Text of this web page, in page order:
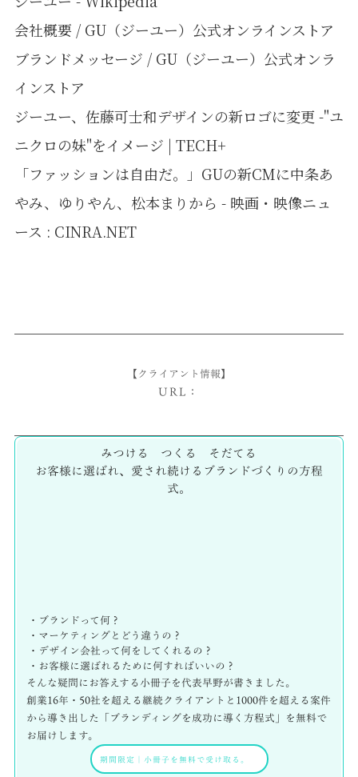
会社概要 / GU（ジーユー）公式オンラインストア
ブランドメッセージ / GU（ジーユー）公式オンラ
インストア
ジーユー、佐藤可士和デザインの新ロゴに変更 -"ユ
ニクロの妹"をイメージ | TECH+
「ファッションは自由だ。」GUの新CMに中条あ
やみ、ゆりやん、松本まりから - 映画・映像ニュ
ース : CINRA.NET
【クライアント情報】
URL：
みつける つくる そだてる
お客様に選ばれ、愛され続けるブランドづくりの方程
式。
・ブランドって何？
・マーケティングとどう違うの？
・デザイン会社って何をしてくれるの？
・お客様に選ばれるために何すればいいの？
そんな疑問にお答えする小冊子を代表早野が書きました。
創業16年・50社を超える継続クライアントと1000件を超える案件
から導き出した「ブランディングを成功に導く方程式」を無料で
お届けします。
期間限定 ｜ 小冊子を無料で受け取る。